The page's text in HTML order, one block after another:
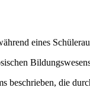
eines
beschrieben, die